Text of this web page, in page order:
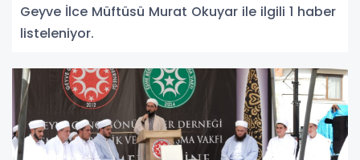
Geyve İlce Müftüsü Murat Okuyar ile ilgili 1 haber
listeleniyor.